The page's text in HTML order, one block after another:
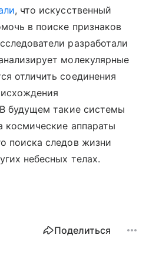
, что искусственный
в поиске признаков
разработали
молекулярные
отличить соединения
будущем такие системы
космические аппараты
поиска следов жизни
небесных телах.
Поделиться